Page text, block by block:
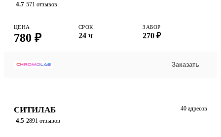
4.7 571 отзывов
ЦЕНА
780 ₽
СРОК
24 ч
ЗАБОР
270 ₽
Заказать
СИТИЛАБ
4.5 2891 отзывов
40 адресов